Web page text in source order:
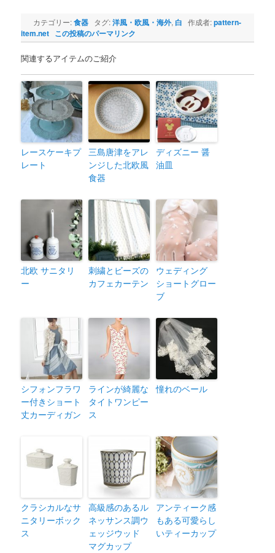
カテゴリー:食器 タグ:洋風・欧風・海外, 白 作成者:pattern-
item.net この投稿のパーマリンク
関連するアイテムのご紹介
レースケーキプ
レート
三島唐津をアレ
ンジした北欧風
食器
ディズニー 醤
油皿
北欧 サニタリ
ー
刺繍とビーズの
カフェカーテン
ウェディング
ショートグロー
ブ
シフォンフラワ
ー付きショート
丈カーディガン
ラインが綺麗な
タイトワンピー
ス
憧れのベール
クラシカルなサ
ニタリーボック
ス
高級感のあるル
ネッサンス調ウ
ェッジウッド
マグカップ
アンティーク感
もある可愛らし
いティーカップ